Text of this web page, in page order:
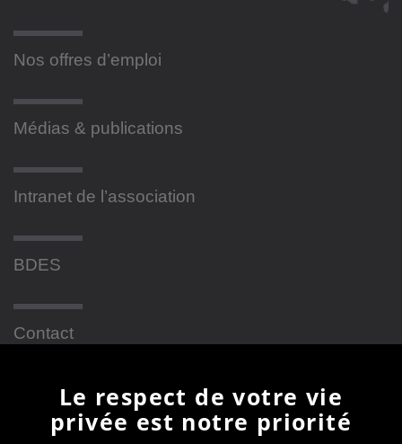
Nos offres d’emploi
Médias & publications
Intranet de l’association
BDES
Contact
Newsletter
Le respect de votre vie
privée est notre priorité